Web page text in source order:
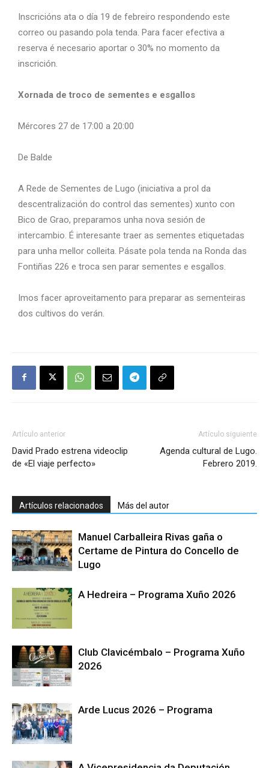
Inscricións ata o día 19 de febreiro respondendo este
correo ou pasando pola tenda. Para facer efectiva a
reserva é necesario aportar o 30% no momento da
inscrición.
Xornada de troco de sementes e esgallos
Mércores 27 de 17:00 a 20:00
De Balde
A Rede de Sementes de Lugo (iniciativa a prol da
descentralización do control das sementes) xunto con
Bico de Grao, preparamos unha nova sesión de
intercambio. É interesante traer as sementes etiquetadas
para unha mellor colleita. Pásate pola tenda na Ronda das
Fontiñas 226 e troca sen parar sementes e esgallos.
Imos facer aproveitamento para preparar as sementeiras
dos cultivos do verán.
Artículo anterior
David Prado estrena videoclip
de «El viaje perfecto»
Artículo siguiente
Agenda cultural de Lugo.
Febrero 2019.
Artículos relacionados Más del autor
Manuel Carballeira Rivas gaña o
Certame de Pintura do Concello de
Lugo
A Hedreira – Programa Xuño 2026
Club Clavicémbalo – Programa Xuño
2026
Arde Lucus 2026 – Programa